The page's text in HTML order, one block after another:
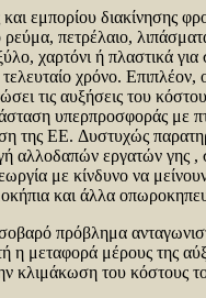
εμπορίου διακίνησης
πετρέλαιο,
χαρτόνι ή πλαστικά
τελευταίο χρόνο.
τις αυξήσεις του
υπερπροσφοράς με
της ΕΕ. Δυστυχώς
αλλοδαπών εργατών γης ,
με κίνδυνο να
και άλλα
πρόβλημα
η μεταφορά μέρους της
κλιμάκωση του κόστους